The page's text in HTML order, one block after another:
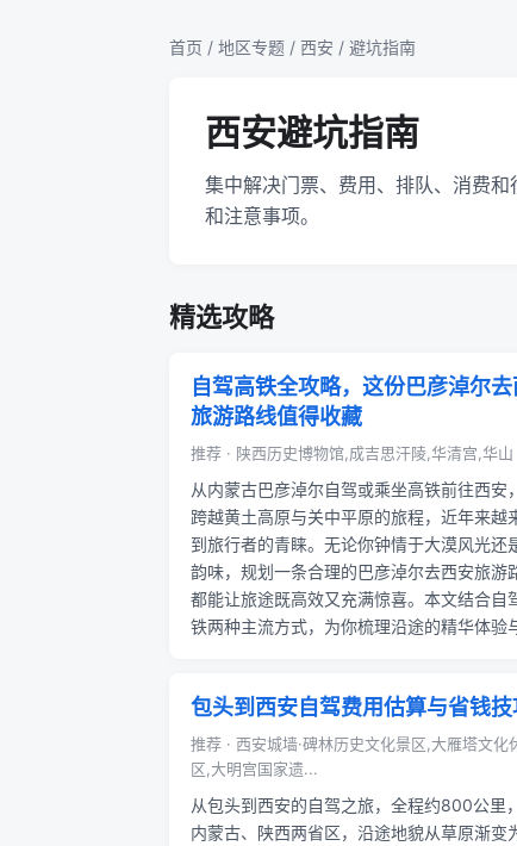
首页 / 地区专题 / 西安 / 避坑指南
西安避坑指南
集中解决门票、费用、排队、消费
和注意事项。
精选攻略
自驾高铁全攻略，这份巴彦淖尔
旅游路线值得收藏
推荐 · 陕西历史博物馆,成吉思汗陵,华清宫,华山
从内蒙古巴彦淖尔自驾或乘坐高铁前往西安
跨越黄土高原与关中平原的旅程，近年来越
到旅行者的青睐。无论你钟情于大漠风光还
韵味，规划一条合理的巴彦淖尔去西安旅游
都能让旅途既高效又充满惊喜。本文结合自
铁两种主流方式，为你梳理沿途的精华体验
包头到西安自驾费用估算与省钱技
推荐 · 西安城墙·碑林历史文化景区,大雁塔文化
区,大明宫国家遗...
从包头到西安的自驾之旅，全程约800公里
内蒙古、陕西两省区，沿途地貌从草原渐变